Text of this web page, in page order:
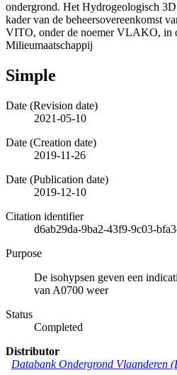
ondergrond. Het Hydrogeologisch
kader van de beheersovereenkomst
VITO, onder de noemer VLAKO, in
Milieumaatschappij
Simple
Date (Revision date)
2021-05-10
Date (Creation date)
2019-11-26
Date (Publication date)
2019-12-10
Citation identifier
d6ab29da-9ba2-43f9-9c03-
Purpose
De isohypsen geven een
van A0700 weer
Status
Completed
Distributor
Databank Ondergrond Vlaanderen